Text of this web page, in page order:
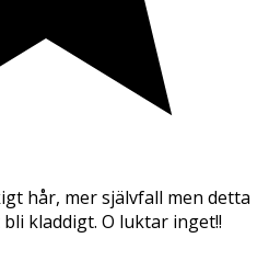
hår, mer självfall men detta
kladdigt. O luktar inget!!